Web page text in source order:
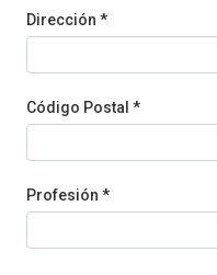
Dirección *
Código Postal *
Profesión *